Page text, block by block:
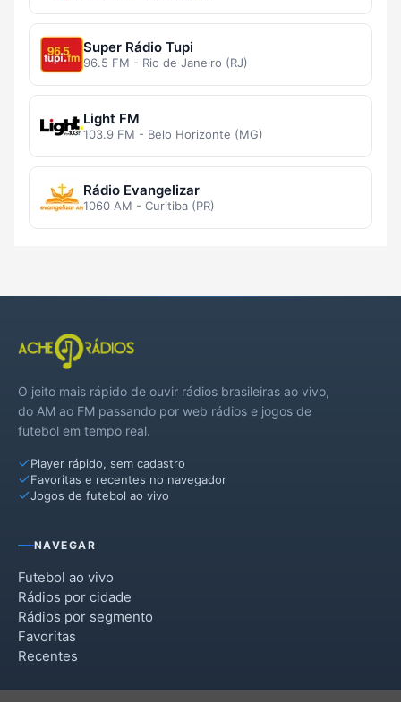
Super Rádio Tupi
96.5 FM - Rio de Janeiro (RJ)
Light FM
103.9 FM - Belo Horizonte (MG)
Rádio Evangelizar
1060 AM - Curitiba (PR)
O jeito mais rápido de ouvir rádios brasileiras ao vivo,
do AM ao FM passando por web rádios e jogos de
futebol em tempo real.
Player rápido, sem cadastro
Favoritas e recentes no navegador
Jogos de futebol ao vivo
NAVEGAR
Futebol ao vivo
Rádios por cidade
Rádios por segmento
Favoritas
Recentes